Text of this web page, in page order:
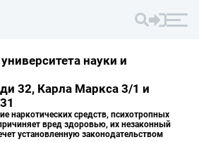
науки и
32, Карла Маркса 3/1 и
наркотических средств, психотропных
вред здоровью, их незаконный
установленную законодательством